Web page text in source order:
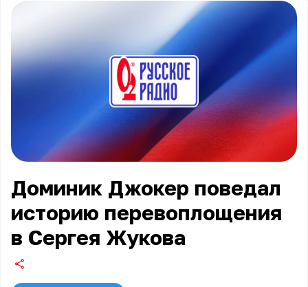
Доминик Джокер поведал
историю перевоплощения
в Сергея Жукова